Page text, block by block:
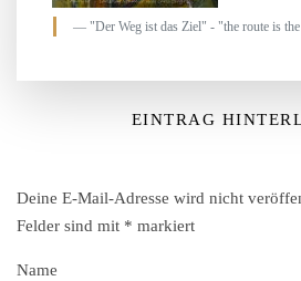
"Der Weg ist das Ziel" - "the route is
EINTRAG
Deine E-Mail-Adresse wird nicht
Felder sind mit * markiert
Name